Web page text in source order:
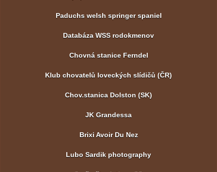
Paduchs welsh springer spaniel
Databáza WSS rodokmenov
Chovná stanice Ferndel
Klub chovatelů loveckých slídičů (ČR)
Chov.stanica Dolston (SK)
JK Grandessa
Brixi Avoir Du Nez
Lubo Sardik photography